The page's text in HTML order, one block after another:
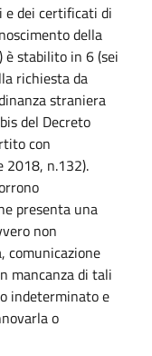
dei certificati di
della
stabilito in 6 (sei
richiesta da
straniera
del Decreto
con
2018, n.132).
presenta una
non
comunicazione
mancanza di tali
indeterminato e
o